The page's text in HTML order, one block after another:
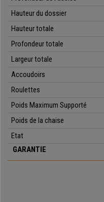
service du marché.
• Cuir synthétique facile d’entretien
•Assise réglable en hauteur
• Design élégant et intemporel
Hauteur du dossier
Hauteur totale
Profondeur totale
Largeur totale
Accoudoirs
Roulettes
Poids Maximum Supporté
Poids de la chaise
Etat
GARANTIE